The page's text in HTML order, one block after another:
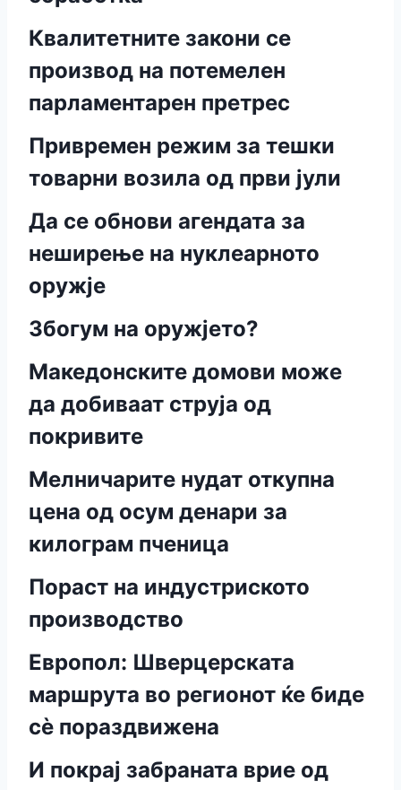
Квалитетните закони се
производ на потемелен
парламентарен претрес
Привремен режим за тешки
товарни возила од први јули
Да се обнови агендата за
неширење на нуклеарното
оружје
Збогум на оружјето?
Македонските домови може
да добиваат струја од
покривите
Мелничарите нудат откупна
цена од осум денари за
килограм пченица
Пораст на индустриското
производство
Европол: Шверцерската
маршрута во регионот ќе биде
сѐ пораздвижена
И покрај забраната врие од